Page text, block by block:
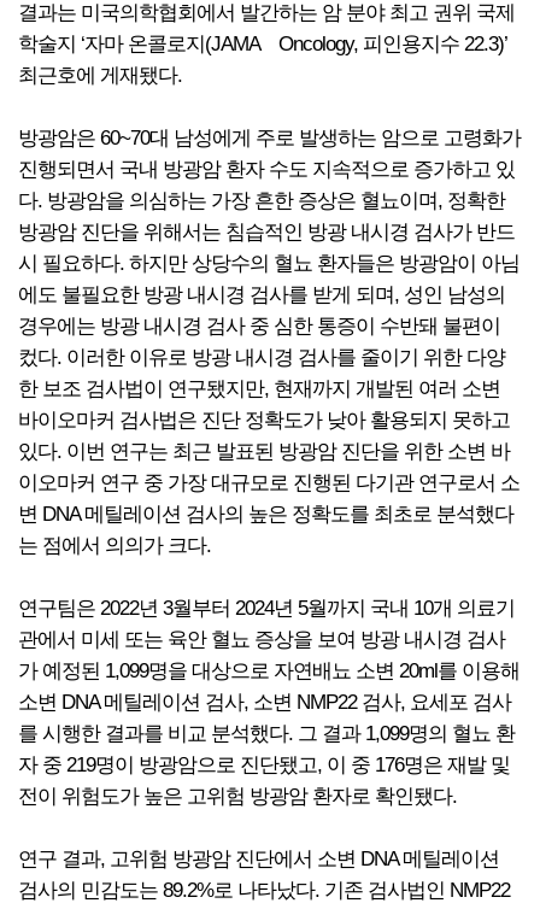
결과는 미국의학협회에서 발간하는 암 분야 최고 권위 국제
학술지 ‘자마 온콜로지(JAMA Oncology, 피인용지수 22.3)’
최근호에 게재됐다.
방광암은 60~70대 남성에게 주로 발생하는 암으로 고령화가
진행되면서 국내 방광암 환자 수도 지속적으로 증가하고 있
다. 방광암을 의심하는 가장 흔한 증상은 혈뇨이며, 정확한
방광암 진단을 위해서는 침습적인 방광 내시경 검사가 반드
시 필요하다. 하지만 상당수의 혈뇨 환자들은 방광암이 아님
에도 불필요한 방광 내시경 검사를 받게 되며, 성인 남성의
경우에는 방광 내시경 검사 중 심한 통증이 수반돼 불편이
컸다. 이러한 이유로 방광 내시경 검사를 줄이기 위한 다양
한 보조 검사법이 연구됐지만, 현재까지 개발된 여러 소변
바이오마커 검사법은 진단 정확도가 낮아 활용되지 못하고
있다. 이번 연구는 최근 발표된 방광암 진단을 위한 소변 바
이오마커 연구 중 가장 대규모로 진행된 다기관 연구로서 소
변 DNA 메틸레이션 검사의 높은 정확도를 최초로 분석했다
는 점에서 의의가 크다.
연구팀은 2022년 3월부터 2024년 5월까지 국내 10개 의료기
관에서 미세 또는 육안 혈뇨 증상을 보여 방광 내시경 검사
가 예정된 1,099명을 대상으로 자연배뇨 소변 20ml를 이용해
소변 DNA 메틸레이션 검사, 소변 NMP22 검사, 요세포 검사
를 시행한 결과를 비교 분석했다. 그 결과 1,099명의 혈뇨 환
자 중 219명이 방광암으로 진단됐고, 이 중 176명은 재발 및
전이 위험도가 높은 고위험 방광암 환자로 확인됐다.
연구 결과, 고위험 방광암 진단에서 소변 DNA 메틸레이션
검사의 민감도는 89.2%로 나타났다. 기존 검사법인 NMP22